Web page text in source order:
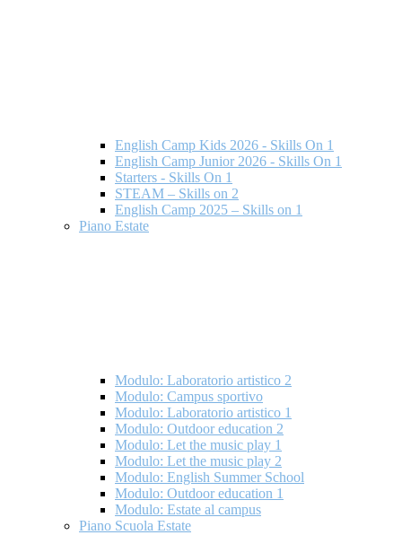
English Camp Kids 2026 - Skills On 1
English Camp Junior 2026 - Skills On 1
Starters - Skills On 1
STEAM – Skills on 2
English Camp 2025 – Skills on 1
Piano Estate
Modulo: Laboratorio artistico 2
Modulo: Campus sportivo
Modulo: Laboratorio artistico 1
Modulo: Outdoor education 2
Modulo: Let the music play 1
Modulo: Let the music play 2
Modulo: English Summer School
Modulo: Outdoor education 1
Modulo: Estate al campus
Piano Scuola Estate